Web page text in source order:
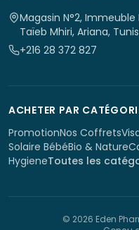
Magasin N°2, Immeuble
Taïeb Mhiri, Ariana,
+216 28 372 827
ACHETER PAR
PromotionNos Coffrets
Solaire BébéBio & Nature
HygieneToutes les
© 2026 Eden